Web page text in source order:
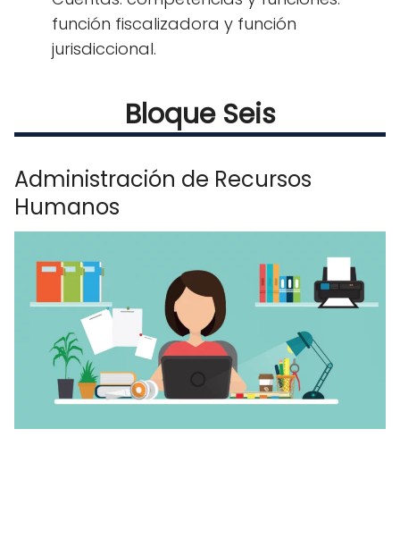
función fiscalizadora y función
jurisdiccional.
Bloque Seis
Administración de Recursos
Humanos